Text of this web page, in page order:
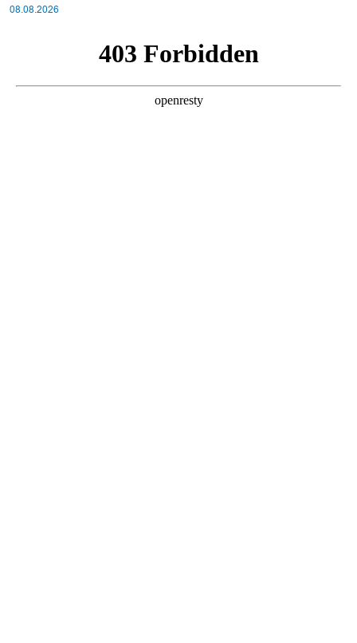
08.08.2026